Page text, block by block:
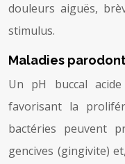
douleurs aiguës,
stimulus.
Maladies
Un pH buccal
favorisant la
bactéries peuvent
gencives (gingivite)